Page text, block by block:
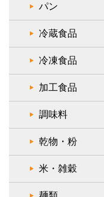
パン
冷蔵食品
冷凍食品
加工食品
調味料
乾物・粉
米・雑穀